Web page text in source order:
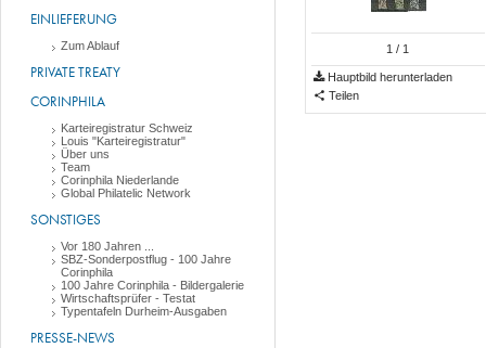
EINLIEFERUNG
Zum Ablauf
PRIVATE TREATY
CORINPHILA
Karteiregistratur Schweiz
Louis "Karteiregistratur"
Über uns
Team
Corinphila Niederlande
Global Philatelic Network
SONSTIGES
Vor 180 Jahren ...
SBZ-Sonderpostflug - 100 Jahre
Corinphila
100 Jahre Corinphila - Bildergalerie
Wirtschaftsprüfer - Testat
Typentafeln Durheim-Ausgaben
PRESSE-NEWS
1 / 1
Hauptbild herunterladen
Teilen